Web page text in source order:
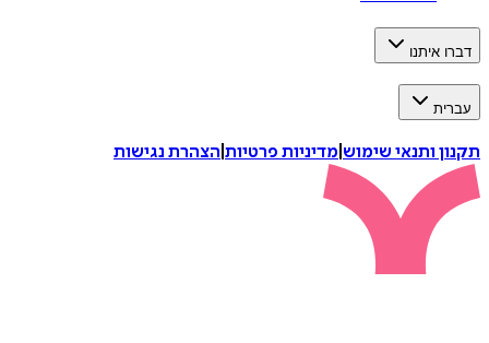
דברו איתנו
עברית
תקנון ותנאי שימוש מדיניות פרטיות הצהרת נגישות